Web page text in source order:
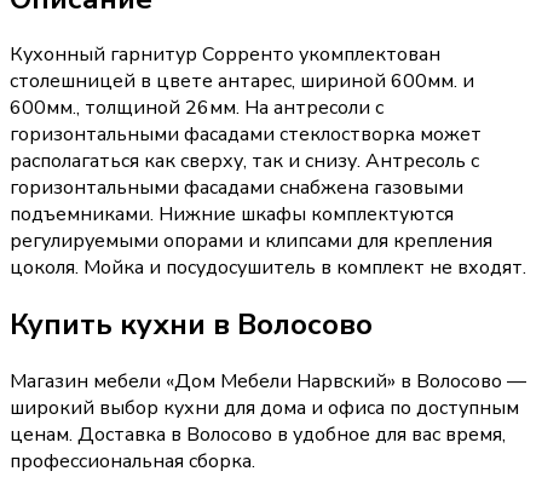
Кухонный гарнитур Сорренто укомплектован
столешницей в цвете антарес, шириной 600мм. и
600мм., толщиной 26мм. На антресоли с
горизонтальными фасадами стеклостворка может
располагаться как сверху, так и снизу. Антресоль с
горизонтальными фасадами снабжена газовыми
подъемниками. Нижние шкафы комплектуются
регулируемыми опорами и клипсами для крепления
цоколя. Мойка и посудосушитель в комплект не входят.
Купить кухни в Волосово
Магазин мебели «Дом Мебели Нарвский» в Волосово —
широкий выбор кухни для дома и офиса по доступным
ценам. Доставка в Волосово в удобное для вас время,
профессиональная сборка.